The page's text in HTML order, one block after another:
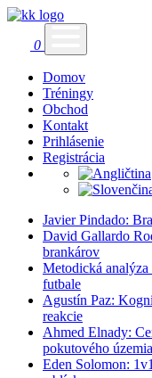
0
Domov
Tréningy
Obchod
Kontakt
Prihlásenie
Registrácia
Javier Pindado:
David Gallardo
brankárov
Metodická
futbale
Agustín Paz:
reakcie
Ahmed Elnady:
pokutového územia
Eden Solomon: